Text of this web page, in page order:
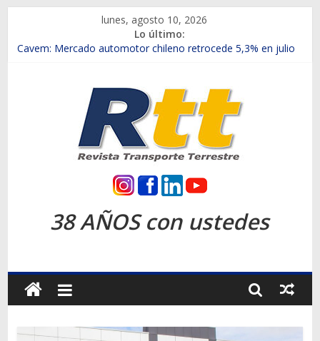
contenido
lunes, agosto 10, 2026
Lo último:
Chile es el primer mercado internacional en lanzar la nueva
Salfa suma vehículos electrificados de Chevrolet en el Biobío
Samex amplía su red con nuevas sucursales en Rancagua y
SINOTRUK Pick-ups presentó la recién estrenada Bolden en
la Expo Compras Públicas 2026
Revista
Transporte
Terrestre
Autos,
38 AÑOS con ustedes